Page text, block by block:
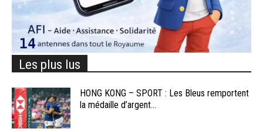
Les plus lus
HONG KONG – SPORT : Les Bleus remportent
la médaille d’argent...